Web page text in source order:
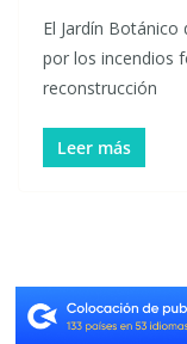
El Jardín
por los incendios
reconstrucción
Leer más